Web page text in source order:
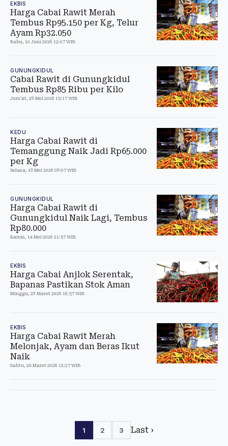
EKBIS
Harga Cabai Rawit Merah
Tembus Rp95.150 per Kg, Telur
Ayam Rp32.050
Rabu, 10 Juni 2026 12:07 WIB
GUNUNGKIDUL
Cabai Rawit di Gunungkidul
Tembus Rp85 Ribu per Kilo
Jum'at, 29 Mei 2026 15:17 WIB
KEDU
Harga Cabai Rawit di
Temanggung Naik Jadi Rp65.000
per Kg
Selasa, 19 Mei 2026 09:07 WIB
GUNUNGKIDUL
Harga Cabai Rawit di
Gunungkidul Naik Lagi, Tembus
Rp80.000
Kamis, 14 Mei 2026 21:57 WIB
EKBIS
Harga Cabai Anjlok Serentak,
Bapanas Pastikan Stok Aman
Minggu, 29 Maret 2026 16:57 WIB
EKBIS
Harga Cabai Rawit Merah
Melonjak, Ayam dan Beras Ikut
Naik
Sabtu, 28 Maret 2026 12:27 WIB
1 2 3 Last ›